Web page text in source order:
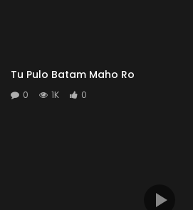
Tu Pulo Batam Maho Ro
0 1K 0